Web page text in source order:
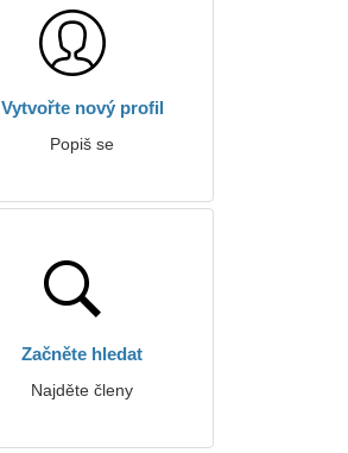
Vytvořte nový profil
Popiš se
Začněte hledat
Najděte členy